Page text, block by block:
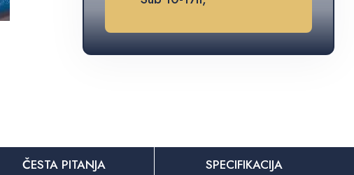
ČESTA PITANJA SPECIFIKACIJA